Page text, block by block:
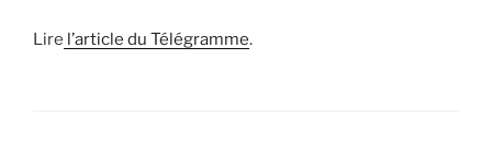
Lire l’article du Télégramme.